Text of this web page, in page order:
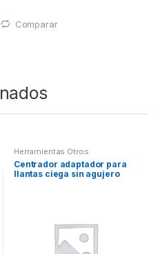
Comparar
Herramientas Otros
Centrador adaptador para
llantas ciega sin agujero